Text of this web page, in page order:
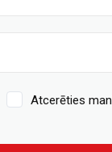
Atcerēties